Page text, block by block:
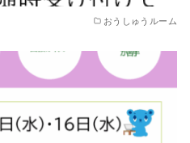
おうしゅうルーム